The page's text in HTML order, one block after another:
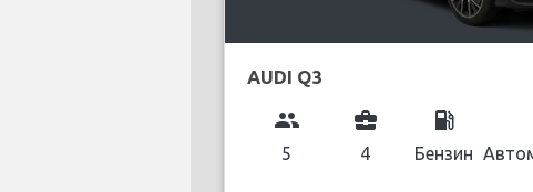
AUDI Q3
group
5
business_center
4
local_gas_station
Бензин